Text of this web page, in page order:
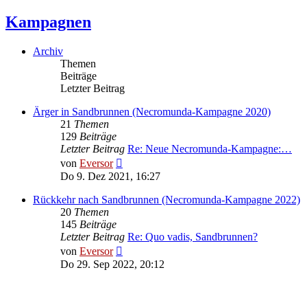
Kampagnen
Archiv
Themen
Beiträge
Letzter Beitrag
Ärger in Sandbrunnen (Necromunda-Kampagne 2020)
21 Themen
129 Beiträge
Letzter Beitrag Re: Neue Necromunda-Kampagne:…
von Eversor
Beitrag
Do 9. Dez 2021, 16:27
Rückkehr nach Sandbrunnen (Necromunda-Kampagne 2022)
20 Themen
145 Beiträge
Letzter Beitrag Re: Quo vadis, Sandbrunnen?
von Eversor
Beitrag
Do 29. Sep 2022, 20:12